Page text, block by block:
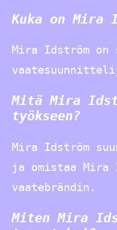
Kuka on Mira
Mira Idström on
Mitä Mira
työkseen?
Mira Idström
ja omistaa Mira
vaatebrändin.
Miten Mira